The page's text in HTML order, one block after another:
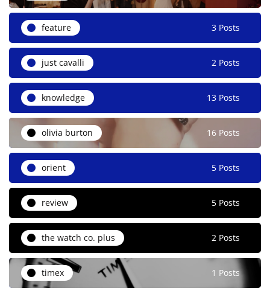
feature 3 Posts
just cavalli 2 Posts
knowledge 13 Posts
olivia burton 16 Posts
orient 5 Posts
review 5 Posts
the watch co. plus 2 Posts
timex 1 Posts